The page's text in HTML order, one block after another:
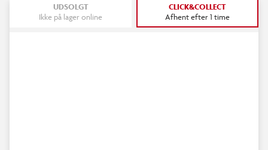
UDSOLGT
Ikke på lager online
CLICK&COLLECT
Afhent efter 1 time